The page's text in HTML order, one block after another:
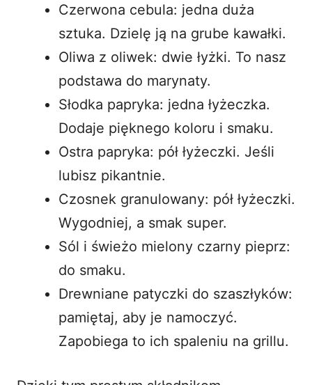
Czerwona cebula: jedna duża
sztuka. Dzielę ją na grube kawałki.
Oliwa z oliwek: dwie łyżki. To nasz
podstawa do marynaty.
Słodka papryka: jedna łyżeczka.
Dodaje pięknego koloru i smaku.
Ostra papryka: pół łyżeczki. Jeśli
lubisz pikantnie.
Czosnek granulowany: pół łyżeczki.
Wygodniej, a smak super.
Sól i świeżo mielony czarny pieprz:
do smaku.
Drewniane patyczki do szaszłyków:
pamiętaj, aby je namoczyć.
Zapobiega to ich spaleniu na grillu.